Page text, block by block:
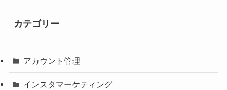
カテゴリー
アカウント管理
インスタマーケティング